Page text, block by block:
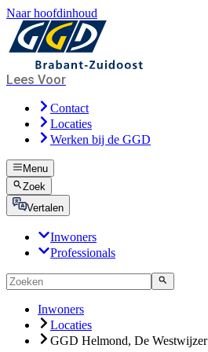
Naar hoofdinhoud
Lees Voor
Contact
Locaties
Werken bij de GGD
Menu
Zoek
Vertalen
Inwoners
Professionals
Inwoners
Locaties
GGD Helmond, De Westwijzer